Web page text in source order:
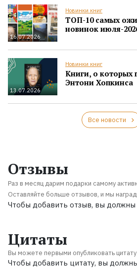
16.07.2026
Новинки книг
ТОП-10 самых
новинок июля-
13.07.2026
Новинки книг
Книги, о которых
Энтони Хопкинса
Все новости
Отзывы
Раз в месяц дарим подарки самому
Оставляйте больше отзывов, и мы
Чтобы добавить отзыв, вы должны
Цитаты
Вы можете первыми опубликовать цитату
Чтобы добавить цитату, вы